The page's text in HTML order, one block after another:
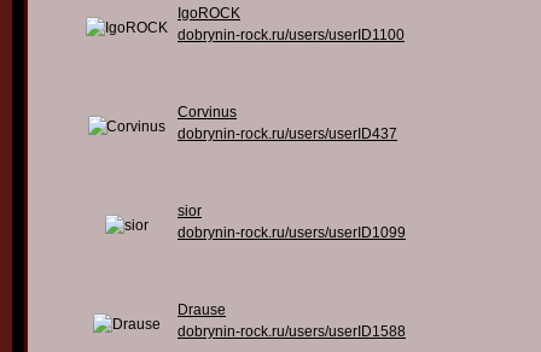
IgoROCK
dobrynin-rock.ru/users/userID1100
Corvinus
dobrynin-rock.ru/users/userID437
sior
dobrynin-rock.ru/users/userID1099
Drause
dobrynin-rock.ru/users/userID1588